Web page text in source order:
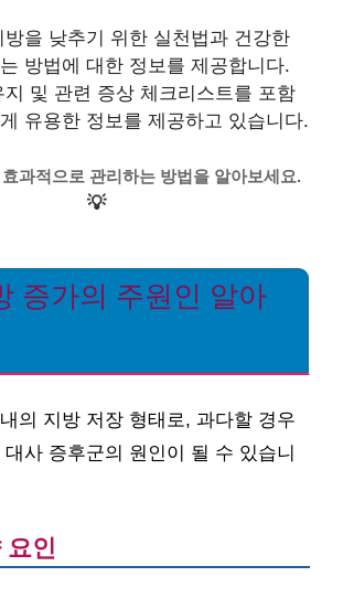
을 낮추기 위한 실천법과 건강한
방법에 대한 정보를 제공합니다.
및 관련 증상 체크리스트를 포함
유용한 정보를 제공하고 있습니다.
과적으로 관리하는 방법을 알아보세요.
💡
증가의 주원인 알아
의 지방 저장 형태로, 과다할 경우
사 증후군의 원인이 될 수 있습니
요인